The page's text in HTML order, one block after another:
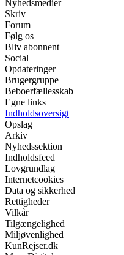
Nyhedsmedier
Skriv
Forum
Følg os
Bliv abonnent
Social
Opdateringer
Brugergruppe
Beboerfællesskab
Egne links
Indholdsoversigt
Opslag
Arkiv
Nyhedssektion
Indholdsfeed
Lovgrundlag
Internetcookies
Data og sikkerhed
Rettigheder
Vilkår
Tilgængelighed
Miljøvenlighed
KunRejser.dk